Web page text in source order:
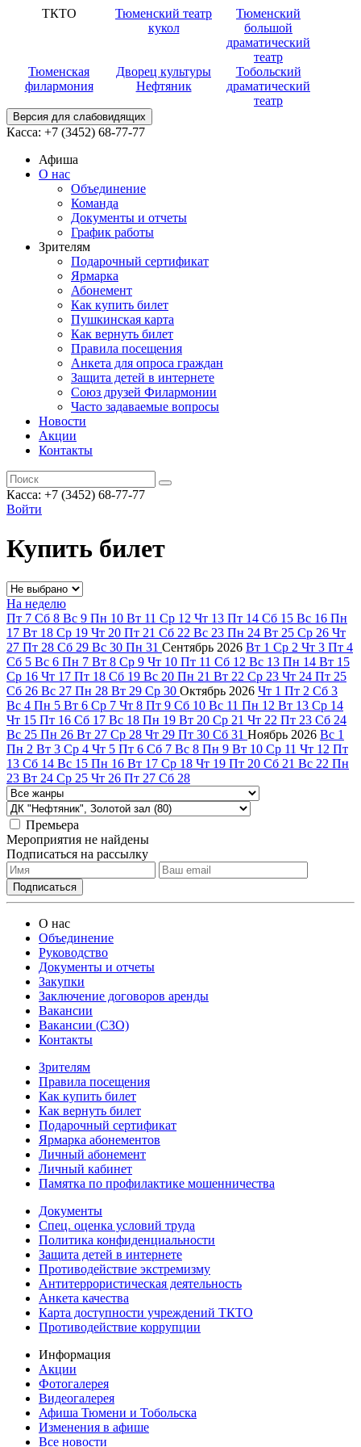
ТКТО
Тюменский театр
кукол
Тюменский
большой
драматический
театр
Тюменская
филармония
Дворец культуры
Нефтяник
Тобольский
драматический
театр
Версия для слабовидящих
Касса: +7 (3452) 68-77-77
Афиша
О нас
Объединение
Команда
Документы и отчеты
График работы
Зрителям
Подарочный сертификат
Ярмарка
Абонемент
Как купить билет
Пушкинская карта
Как вернуть билет
Правила посещения
Анкета для опроса граждан
Защита детей в интернете
Союз друзей Филармонии
Часто задаваемые вопросы
Новости
Акции
Контакты
Касса: +7 (3452) 68-77-77
Войти
Купить билет
На неделю
Пт 7 Сб 8 Вс 9 Пн 10 Вт 11 Ср 12 Чт 13 Пт 14 Сб 15 Вс 16 Пн
17 Вт 18 Ср 19 Чт 20 Пт 21 Сб 22 Вс 23 Пн 24 Вт 25 Ср 26 Чт
27 Пт 28 Сб 29 Вс 30 Пн 31 Сентябрь 2026 Вт 1 Ср 2 Чт 3 Пт 4
Сб 5 Вс 6 Пн 7 Вт 8 Ср 9 Чт 10 Пт 11 Сб 12 Вс 13 Пн 14 Вт 15
Ср 16 Чт 17 Пт 18 Сб 19 Вс 20 Пн 21 Вт 22 Ср 23 Чт 24 Пт 25
Сб 26 Вс 27 Пн 28 Вт 29 Ср 30 Октябрь 2026 Чт 1 Пт 2 Сб 3
Вс 4 Пн 5 Вт 6 Ср 7 Чт 8 Пт 9 Сб 10 Вс 11 Пн 12 Вт 13 Ср 14
Чт 15 Пт 16 Сб 17 Вс 18 Пн 19 Вт 20 Ср 21 Чт 22 Пт 23 Сб 24
Вс 25 Пн 26 Вт 27 Ср 28 Чт 29 Пт 30 Сб 31 Ноябрь 2026 Вс 1
Пн 2 Вт 3 Ср 4 Чт 5 Пт 6 Сб 7 Вс 8 Пн 9 Вт 10 Ср 11 Чт 12 Пт
13 Сб 14 Вс 15 Пн 16 Вт 17 Ср 18 Чт 19 Пт 20 Сб 21 Вс 22 Пн
23 Вт 24 Ср 25 Чт 26 Пт 27 Сб 28
Премьера
Мероприятия не найдены
Подписаться на рассылку
О нас
Объединение
Руководство
Документы и отчеты
Закупки
Заключение договоров аренды
Вакансии
Вакансии (СЗО)
Контакты
Зрителям
Правила посещения
Как купить билет
Как вернуть билет
Подарочный сертификат
Ярмарка абонементов
Личный абонемент
Личный кабинет
Памятка по профилактике мошенничества
Документы
Спец. оценка условий труда
Политика конфиденциальности
Защита детей в интернете
Противодействие экстремизму
Антитеррористическая деятельность
Анкета качества
Карта доступности учреждений ТКТО
Противодействие коррупции
Информация
Акции
Фотогалерея
Видеогалерея
Афиша Тюмени и Тобольска
Изменения в афише
Все новости